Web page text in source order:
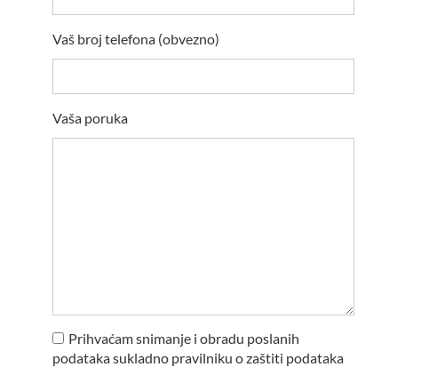
Vaš broj telefona (obvezno)
Vaša poruka
Prihvaćam snimanje i obradu poslanih
podataka sukladno pravilniku o zaštiti podataka